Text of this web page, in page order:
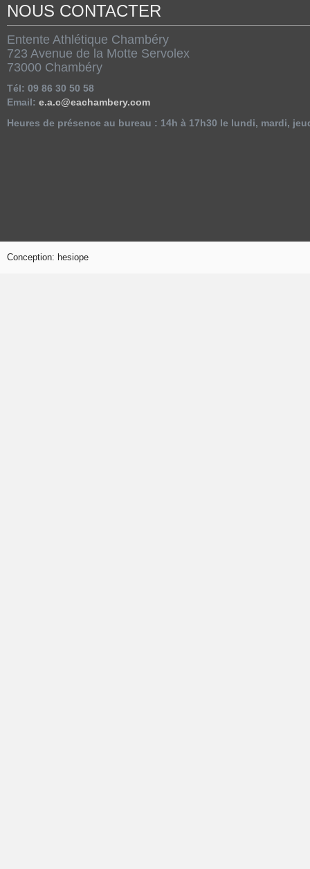
NOUS CONTACTER
Entente Athlétique Chambéry
723 Avenue de la Motte Servolex
73000 Chambéry
Tél: 09 86 30 50 58
Email: e.a.c@eachambery.com
Heures de présence au bureau : 14h à 17h30 le lundi, mardi,
Conception: hesiope